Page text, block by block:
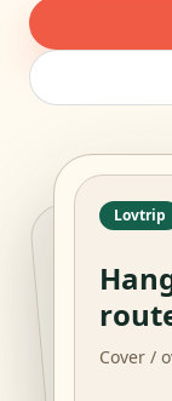
Lovtrip
Cover /